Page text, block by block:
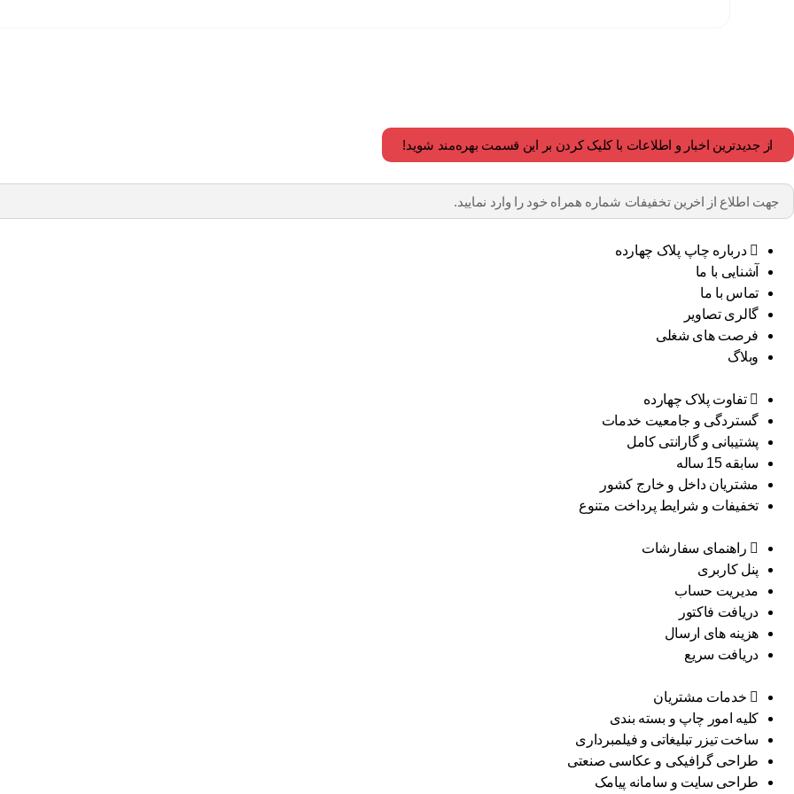
از جدیدترین اخبار و اطلاعات با کلیک کردن بر این قسمت بهره‌مند شوید!
درباره چاپ پلاک چهارده
آشنایی با ما
تماس با ما
گالری تصاویر
فرصت های شغلی
وبلاگ
تفاوت پلاک چهارده
گستردگی و جامعیت خدمات
پشتیبانی و گارانتی کامل
سابقه 15 ساله
مشتریان داخل و خارج کشور
تخفیفات و شرایط پرداخت متنوع
راهنمای سفارشات
پنل کاربری
مدیریت حساب
دریافت فاکتور
هزینه های ارسال
دریافت سریع
خدمات مشتریان
کلیه امور چاپ و بسته بندی
ساخت تیزر تبلیغاتی و فیلمبرداری
طراحی گرافیکی و عکاسی صنعتی
طراحی سایت و سامانه پیامک